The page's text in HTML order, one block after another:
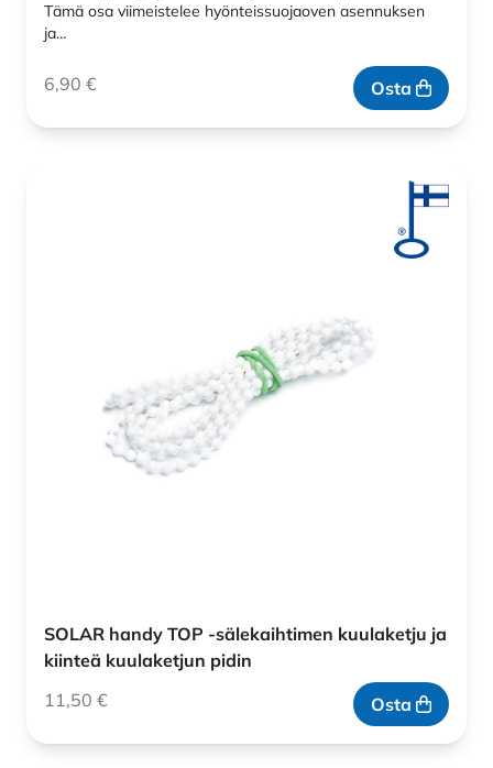
Tämä osa viimeistelee hyönteissuojaoven asennuksen
ja…
6,90 € Osta
SOLAR handy TOP -sälekaihtimen kuulaketju ja
kiinteä kuulaketjun pidin
11,50 € Osta